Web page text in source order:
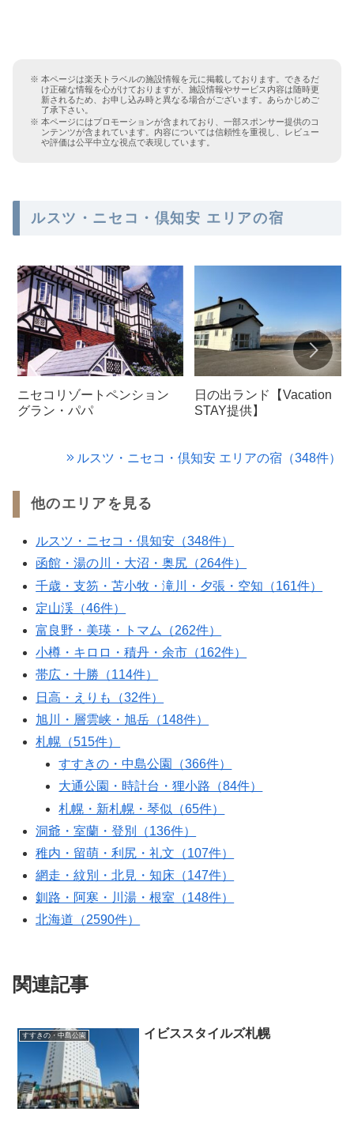
本ページは楽天トラベルの施設情報を元に掲載しております。できるだ
け正確な情報を心がけておりますが、施設情報やサービス内容は随時更
新されるため、お申し込み時と異なる場合がございます。あらかじめご
了承下さい。
本ページにはプロモーションが含まれており、一部スポンサー提供のコ
ンテンツが含まれています。内容については信頼性を重視し、レビュー
や評価は公平中立な視点で表現しています。
ルスツ・ニセコ・倶知安 エリアの宿
ニセコリゾートペンション
グラン・パパ
日の出ランド【Vacation
STAY提供】
ルスツ・ニセコ・倶知安 エリアの宿（348件）
他のエリアを見る
ルスツ・ニセコ・倶知安（348件）
函館・湯の川・大沼・奥尻（264件）
千歳・支笏・苫小牧・滝川・夕張・空知（161件）
定山渓（46件）
富良野・美瑛・トマム（262件）
小樽・キロロ・積丹・余市（162件）
帯広・十勝（114件）
日高・えりも（32件）
旭川・層雲峡・旭岳（148件）
札幌（515件）
すすきの・中島公園（366件）
大通公園・時計台・狸小路（84件）
札幌・新札幌・琴似（65件）
洞爺・室蘭・登別（136件）
稚内・留萌・利尻・礼文（107件）
網走・紋別・北見・知床（147件）
釧路・阿寒・川湯・根室（148件）
北海道（2590件）
関連記事
すすきの・中島公園 イビススタイルズ札幌